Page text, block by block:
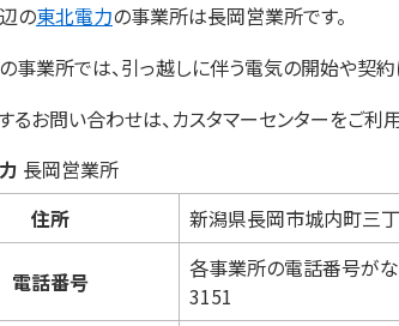
の東北電力の事業所は長岡営業所です。
事業所では、引っ越しに伴う電気の開始や契
るお問い合わせは、カスタマーセンターをご利
長岡営業所
住所
新潟県長岡市城内町三
電話番号
各事業所の電話番号がな
3151